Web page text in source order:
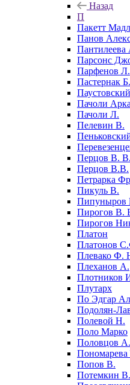
Назад
П
Пакетт
Панов
Парсонс
Парфенов Л.
Пастернак Б.
Пачоли Арка
Пачоли Л.
Пелевин В.
Перцов В. В.
Перцов В.В.
Петрарка
Пикуль В.
Пипуныров
Пирогов В.
Пирогов
Платон
Платонов
Плевако Ф.
Плеханов А.
Плотников
Плутарх
По Эдгар
Подолян-
Полевой Н.
Поло Марко
Половцов А.
Пономарева
Попов В.
Потемкин